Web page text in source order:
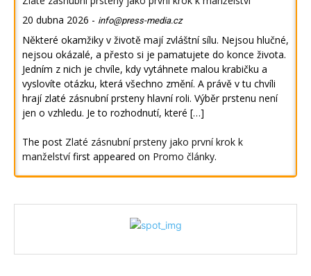
20 dubna 2026 - info@press-media.cz
Některé okamžiky v životě mají zvláštní sílu. Nejsou hlučné,
nejsou okázalé, a přesto si je pamatujete do konce života.
Jedním z nich je chvíle, kdy vytáhnete malou krabičku a
vyslovíte otázku, která všechno změní. A právě v tu chvíli
hrají zlaté zásnubní prsteny hlavní roli. Výběr prstenu není
jen o vzhledu. Je to rozhodnutí, které […]
The post Zlaté zásnubní prsteny jako první krok k
manželstvífirst appeared on Promo články.